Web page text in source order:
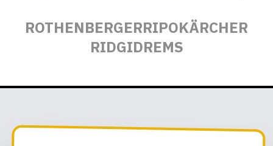
ROTHENBERGERRIPOKÄRCHER
RIDGIDREMS